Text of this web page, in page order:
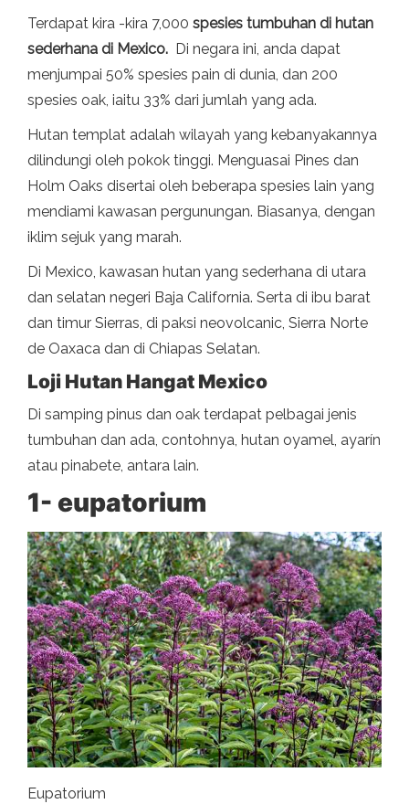
Terdapat kira -kira 7,000 spesies tumbuhan di hutan
sederhana di Mexico. Di negara ini, anda dapat
menjumpai 50% spesies pain di dunia, dan 200
spesies oak, iaitu 33% dari jumlah yang ada.
Hutan templat adalah wilayah yang kebanyakannya
dilindungi oleh pokok tinggi. Menguasai Pines dan
Holm Oaks disertai oleh beberapa spesies lain yang
mendiami kawasan pergunungan. Biasanya, dengan
iklim sejuk yang marah.
Di Mexico, kawasan hutan yang sederhana di utara
dan selatan negeri Baja California. Serta di ibu barat
dan timur Sierras, di paksi neovolcanic, Sierra Norte
de Oaxaca dan di Chiapas Selatan.
Loji Hutan Hangat Mexico
Di samping pinus dan oak terdapat pelbagai jenis
tumbuhan dan ada, contohnya, hutan oyamel, ayarín
atau pinabete, antara lain.
1- eupatorium
Eupatorium